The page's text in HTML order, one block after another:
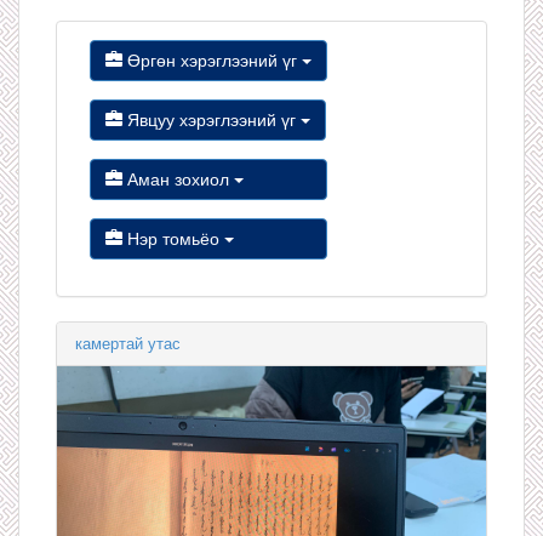
Өргөн хэрэглээний үг
Явцуу хэрэглээний үг
Аман зохиол
Нэр томьёо
камертай утас